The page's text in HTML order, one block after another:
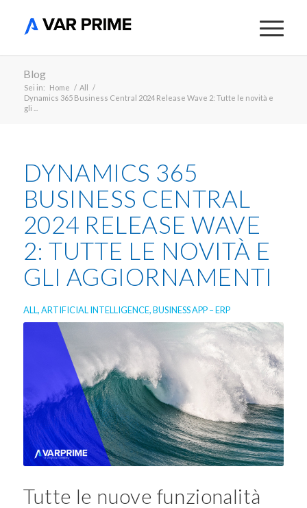
Blog
Sei in: Home / All /
Dynamics 365 Business Central 2024 Release Wave 2: Tutte le novità e
gli ...
DYNAMICS 365
BUSINESS CENTRAL
2024 RELEASE WAVE
2: TUTTE LE NOVITÀ E
GLI AGGIORNAMENTI
ALL,ARTIFICIAL INTELLIGENCE,BUSINESS APP – ERP
Tutte le nuove funzionalità